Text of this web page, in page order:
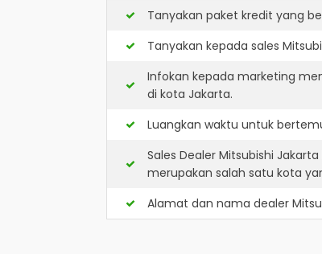
Tanyakan paket kredit yang
Tanyakan kepada sales
Infokan kepada marketing
di kota Jakarta.
Luangkan waktu untuk
Sales Dealer Mitsubishi
merupakan salah satu kota
Alamat dan nama dealer